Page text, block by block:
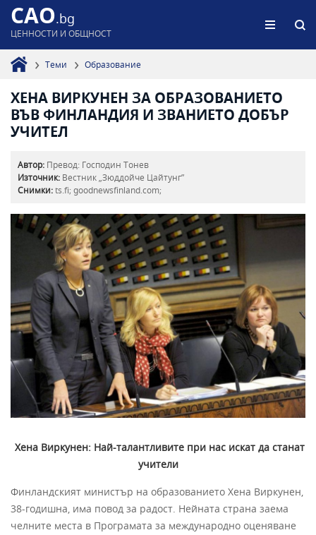
CAO.bg
ЦЕННОСТИ И ОБЩНОСТ
Теми Образование
ХЕНА ВИРКУНЕН ЗА ОБРАЗОВАНИЕТО
ВЪВ ФИНЛАНДИЯ И ЗВАНИЕТО ДОБЪР
УЧИТЕЛ
Автор: Превод: Господин Тонев
Източник: Вестник „Зюддойче Цайтунг”
Снимки:ts.fi; goodnewsfinland.com;
Хена Виркунен: Най-талантливите при нас искат да станат
учители
Финландският министър на образованието Хена Виркунен,
38-годишна, има повод за радост. Нейната страна заема
челните места в Програмата за международно оценяване